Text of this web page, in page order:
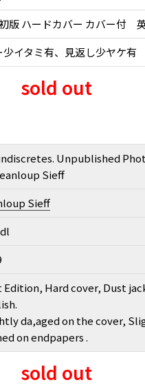
版 ハードカバー カバー付
少イタミ有、見返し少ヤケ有
sold out
Unpublished
Sieff
Sieff
Edition, Hard cover, Dust
da,aged on the cover,
on endpapers .
sold out